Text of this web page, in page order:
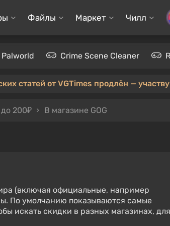
Файлы Маркет Чилл
Palworld Crime Scene Cleaner
статей от VGTimes продлён —
200₽ В магазине GOG
(включая официальные, например
По умолчанию показываются самые
искать скидки в разных магазинах, для